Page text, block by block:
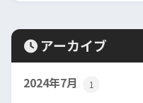
アーカイブ
2024年7月 1